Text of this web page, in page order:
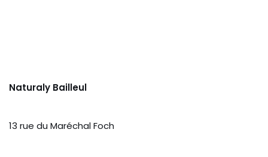
Naturaly Bailleul
13 rue du Maréchal Foch